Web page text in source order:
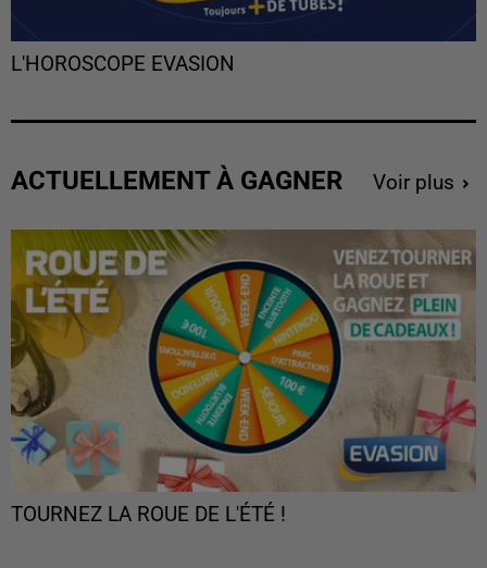
L'HOROSCOPE EVASION
ACTUELLEMENT À GAGNER Voir plus
TOURNEZ LA ROUE DE L'ÉTÉ !